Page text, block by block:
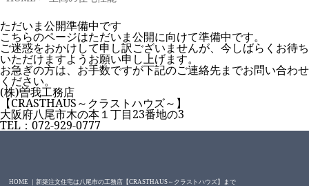
ただいま公開準備中です
こちらのページはただいま公開に向けて準備中です。
ご迷惑をおかけして申し訳ございませんが、今しばらくお待ち
いただけますようお願い申し上げます。
お急ぎの方は、お手数ですが下記のご連絡先までお問い合わせ
ください。
(株)曽我工務店
【CRASTHAUS～クラストハウズ～】
大阪府八尾市木の本１丁目23番地の3
TEL：072-929-0777
HOME ｜新築注文住宅は八尾市の工務店【CRASTHAUS～クラストハウズ】まで